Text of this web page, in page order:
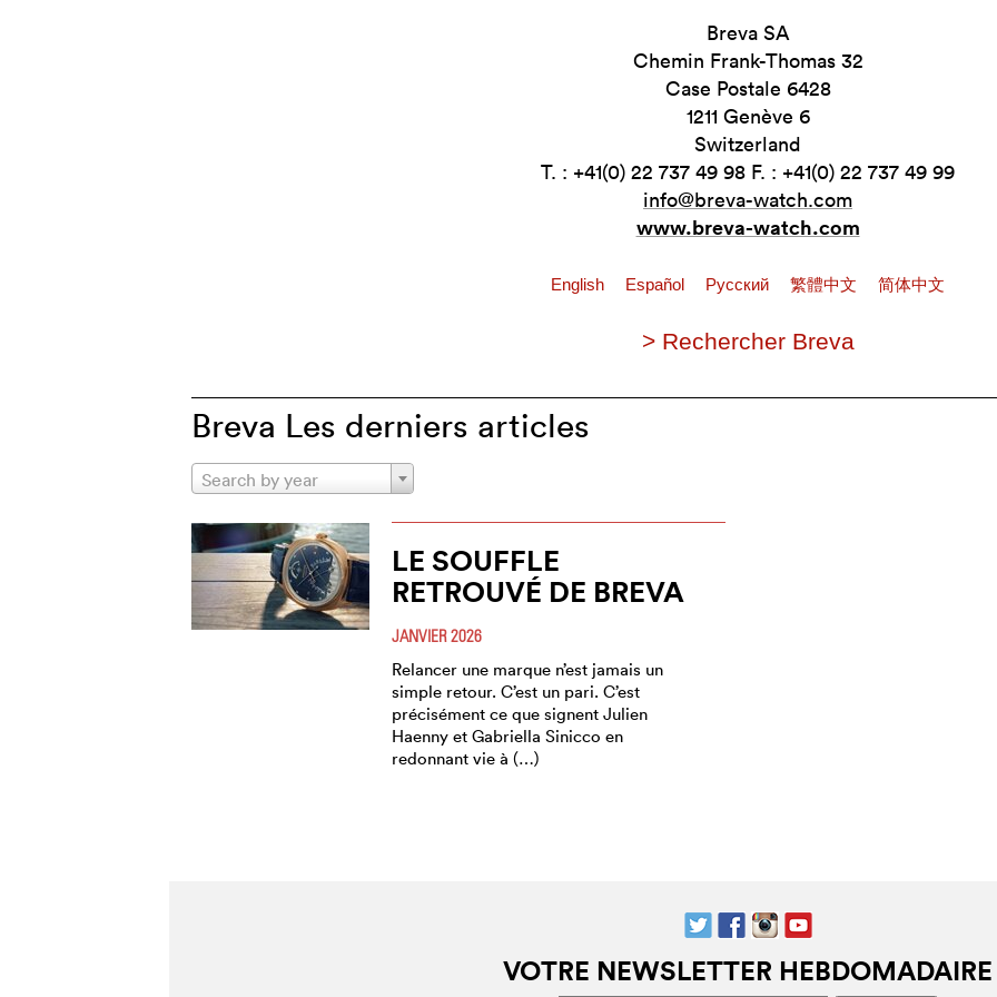
Breva SA
Chemin Frank-Thomas 32
Case Postale 6428
1211 Genève 6
Switzerland
T. : +41(0) 22 737 49 98 F. : +41(0) 22 737 49 99
info@breva-watch.com
www.breva-watch.com
English Español Pусский 繁體中文 简体中文
> Rechercher Breva
Breva Les derniers articles
Search by year
LE SOUFFLE
RETROUVÉ DE BREVA
JANVIER 2026
Relancer une marque n’est jamais un
simple retour. C’est un pari. C’est
précisément ce que signent Julien
Haenny et Gabriella Sinicco en
redonnant vie à (…)
VOTRE NEWSLETTER HEBDOMADAIRE